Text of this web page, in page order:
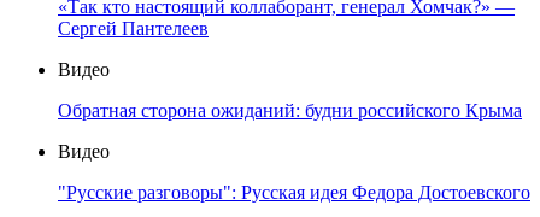
«Так кто настоящий коллаборант, генерал Хомчак?» —
Сергей Пантелеев
Видео
Обратная сторона ожиданий: будни российского Крыма
Видео
"Русские разговоры": Русская идея Федора Достоевского